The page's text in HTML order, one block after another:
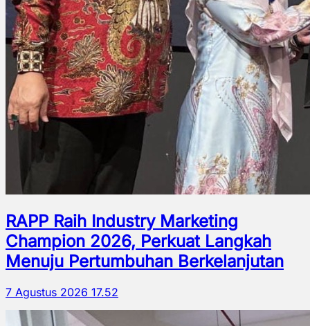
RAPP Raih Industry Marketing
Champion 2026, Perkuat Langkah
Menuju Pertumbuhan Berkelanjutan
7 Agustus 2026 17.52